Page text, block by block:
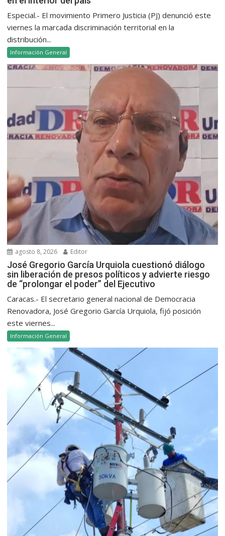
Especial.- El movimiento Primero Justicia (PJ) denunció este
viernes la marcada discriminación territorial en la
distribución...
Información General
agosto 8, 2026 Editor
José Gregorio García Urquiola cuestionó diálogo
sin liberación de presos políticos y advierte riesgo
de “prolongar el poder” del Ejecutivo
Caracas.- El secretario general nacional de Democracia
Renovadora, José Gregorio García Urquiola, fijó posición
este viernes...
Información General